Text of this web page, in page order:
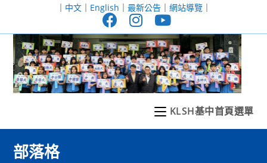
至
｜ 中文｜ English ｜ 最新公告｜ 網站導覽｜
KLSH基中首頁選單
部落格